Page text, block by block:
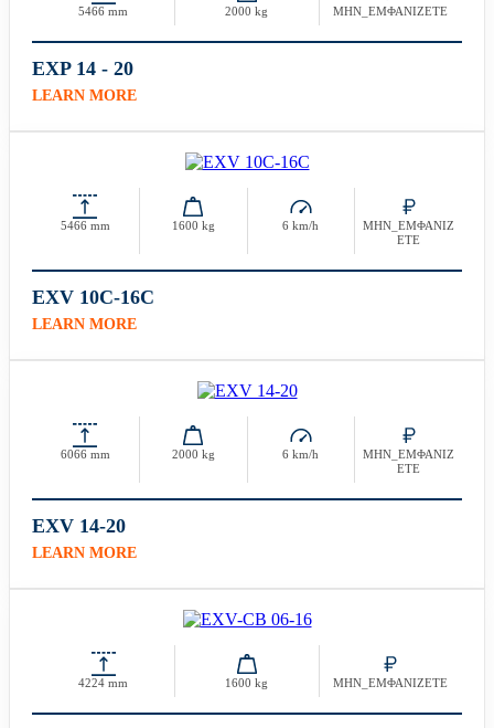
5466 mm 2000 kg ΜΗΝ_ΕΜΦΑΝΙΖΕΤΕ
EXP 14 - 20
LEARN MORE
5466 mm 1600 kg 6 km/h
ΜΗΝ_ΕΜΦΑΝΙΖ
ΕΤΕ
EXV 10C-16C
LEARN MORE
6066 mm 2000 kg 6 km/h
ΜΗΝ_ΕΜΦΑΝΙΖ
ΕΤΕ
EXV 14-20
LEARN MORE
4224 mm 1600 kg ΜΗΝ_ΕΜΦΑΝΙΖΕΤΕ